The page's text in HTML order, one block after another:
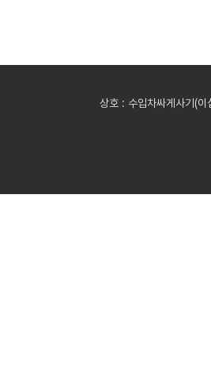
상호 : 수입차싸게사기(이